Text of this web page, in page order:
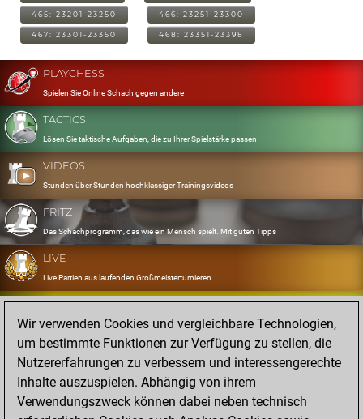
465: 23201-23250 466: 23251-23300
467: 23301-23350 468: 23351-23398
PLAYCHESS
Spielen Sie Online Schach gegen andere
TACTICS
Lösen Sie taktische Aufgaben, die zu Ihrer Spielstärke passen
VIDEOS
Stunden über Stunden hochklassiger Trainingsvideos
FRITZ
Das Schachprogramm, das wie ein Mensch spielt. Mit guten Tipps
LIVE
Live Partien aus laufenden Großmeisterturnieren
OPENINGS
Erfassen und Üben Sie Ihr Eröffnungsrepertoire
DATABASE
Acht Millionen starke Partien
MYGAMES
Speichern und analysieren Sie eigene Partien in der Cloud
Wir verwenden Cookies und vergleichbare Technologien,
um bestimmte Funktionen zur Verfügung zu stellen, die
Nutzererfahrungen zu verbessern und interessengerechte
Inhalte auszuspielen. Abhängig von ihrem
Verwendungszweck können dabei neben technisch